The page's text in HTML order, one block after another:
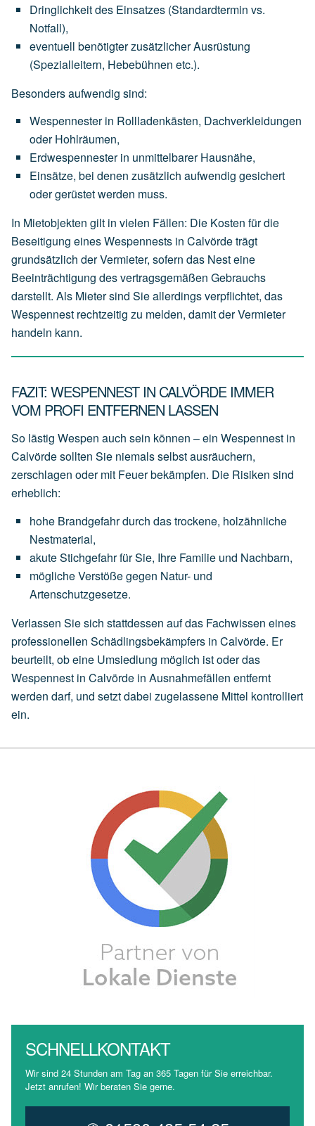
Dringlichkeit des Einsatzes (Standardtermin vs.
Notfall),
eventuell benötigterzusätzlicher Ausrüstung
(Spezialleitern, Hebebühnen etc.).
Besonders aufwendig sind:
Wespennester in Rollladenkästen, Dachverkleidungen
oder Hohlräumen,
Erdwespennester in unmittelbarer Hausnähe,
Einsätze, bei denen zusätzlich aufwendig gesichert
odergerüstetwerden muss.
In Mietobjekten gilt in vielen Fällen: Die Kosten für die
Beseitigung eines Wespennests in Calvörde trägt
grundsätzlich derVermieter, sofern das Nest eine
Beeinträchtigung des vertragsgemäßen Gebrauchs
darstellt. Als Mieter sind Sie allerdings verpflichtet, das
Wespennest rechtzeitig zu melden, damit der Vermieter
handeln kann.
FAZIT: WESPENNEST IN CALVÖRDE IMMER
VOM PROFI ENTFERNEN LASSEN
So lästig Wespen auch sein können – ein Wespennest in
Calvörde sollten Sie niemals selbst ausräuchern,
zerschlagen oder mit Feuer bekämpfen. Die Risiken sind
erheblich:
hohe Brandgefahrdurch dastrockene, holzähnliche
Nestmaterial,
akuteStichgefahrfürSie, Ihre Familie und Nachbarn,
möglicheVerstößegegen Natur- und
Artenschutzgesetze.
Verlassen Sie sich stattdessen auf das Fachwissen eines
professionellen Schädlingsbekämpfers in Calvörde. Er
beurteilt, ob eine Umsiedlung möglich ist oder das
Wespennest in Calvörde in Ausnahmefällen entfernt
werden darf, und setzt dabei zugelassene Mittel kontrolliert
ein.
SCHNELLKONTAKT
Wir sind 24 Stunden am Tag an 365 Tagen für Sie erreichbar.
Jetzt anrufen! Wir beraten Sie gerne.